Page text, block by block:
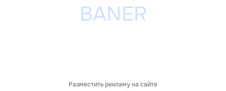
Разместить рекламу на сайте